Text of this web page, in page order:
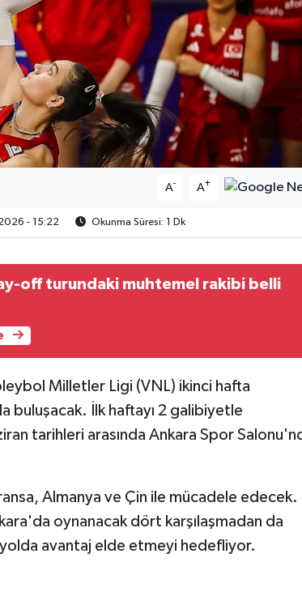
A- A+
- 15:22 Okunma Süresi: 1 Dk
off turundaki muhtemel rakibi belli
Milletler Ligi (VNL) ikinci hafta
buluşacak. İlk haftayı 2 galibiyetle
tarihleri arasında Ankara Spor
Almanya ve Çin ile mücadele edecek.
oynanacak dört karşılaşmadan da
yolda avantaj elde etmeyi hedefliyor.